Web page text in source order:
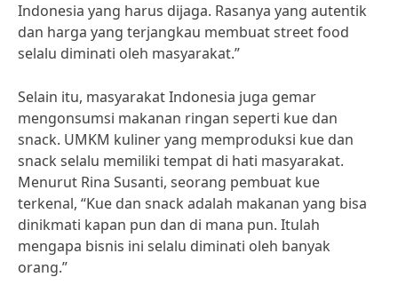
Indonesia yang harus dijaga. Rasanya yang autentik
dan harga yang terjangkau membuat street food
selalu diminati oleh masyarakat.”
Selain itu, masyarakat Indonesia juga gemar
mengonsumsi makanan ringan seperti kue dan
snack. UMKM kuliner yang memproduksi kue dan
snack selalu memiliki tempat di hati masyarakat.
Menurut Rina Susanti, seorang pembuat kue
terkenal, “Kue dan snack adalah makanan yang bisa
dinikmati kapan pun dan di mana pun. Itulah
mengapa bisnis ini selalu diminati oleh banyak
orang.”